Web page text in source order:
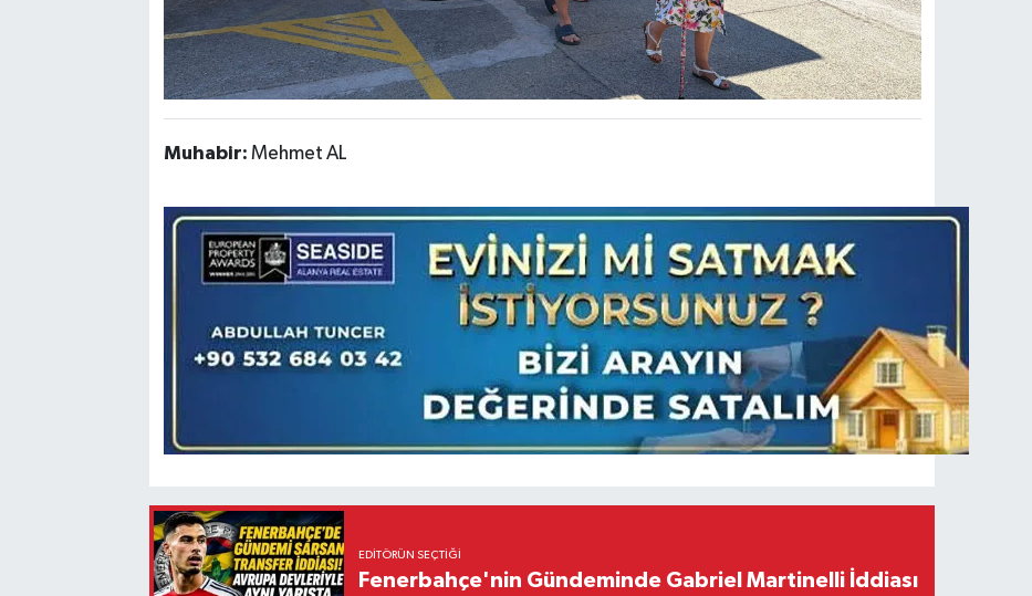
Muhabir: Mehmet AL
EDITÖRÜN SEÇTIĞI
Fenerbahçe'nin Gündeminde Gabriel Martinelli İddiası